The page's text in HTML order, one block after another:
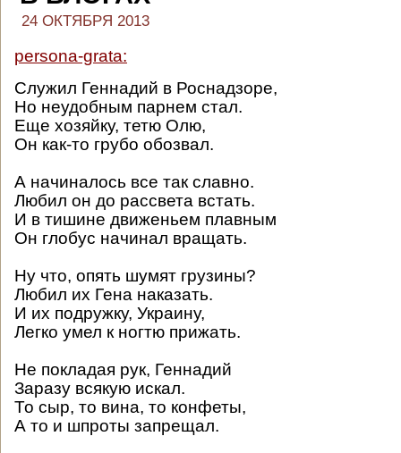
24 ОКТЯБРЯ 2013
persona-grata:
Служил Геннадий в Роснадзоре,
Но неудобным парнем стал.
Еще хозяйку, тетю Олю,
Он как-то грубо обозвал.
А начиналось все так славно.
Любил он до рассвета встать.
И в тишине движеньем плавным
Он глобус начинал вращать.
Ну что, опять шумят грузины?
Любил их Гена наказать.
И их подружку, Украину,
Легко умел к ногтю прижать.
Не покладая рук, Геннадий
Заразу всякую искал.
То сыр, то вина, то конфеты,
А то и шпроты запрещал.